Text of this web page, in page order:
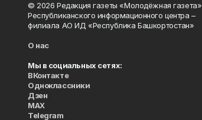
© 2026 Редакция газеты «Молодёжная газета»
Республиканского информационного центра –
филиала АО ИД «Республика Башкортостан»
О нас
Мы в социальных сетях:
ВКонтакте
Одноклассники
Дзен
MAX
Telegram